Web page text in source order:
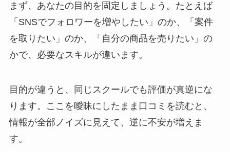
まず、あなたの目的を固定しましょう。たとえば
「SNSでフォロワーを増やしたい」のか、「案件
を取りたい」のか、「自分の商品を売りたい」の
かで、必要なスキルが違います。
目的が違うと、同じスクールでも評価が真逆にな
ります。ここを曖昧にしたまま口コミを読むと、
情報が全部ノイズに見えて、逆に不安が増えま
す。